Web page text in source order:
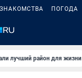
ЗНАКОМСТВА ПОГОДА
лучший район для жизни